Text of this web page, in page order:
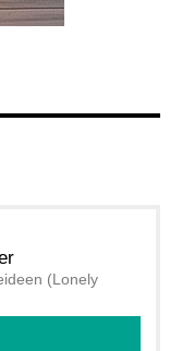
(Lonely